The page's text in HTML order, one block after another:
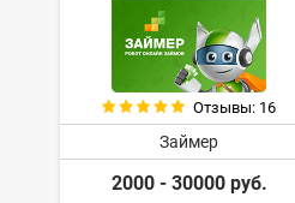
Отзывы: 16
Займер
2000 - 30000 руб.